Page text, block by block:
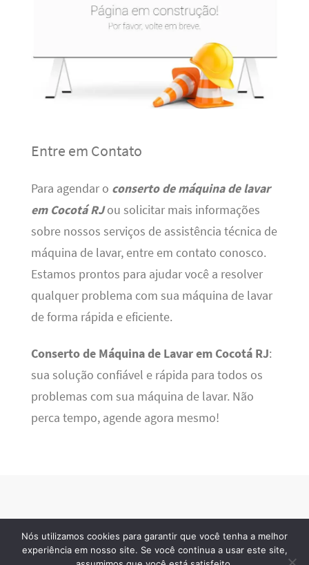
Entre em Contato
Para agendar o conserto de máquina de lavar
em Cocotá RJou solicitar mais informações
sobre nossos serviços de assistência técnica de
máquina de lavar, entre em contato conosco.
Estamos prontos para ajudar você a resolver
qualquer problema com sua máquina de lavar
de forma rápida e eficiente.
Conserto de Máquina de Lavar em Cocotá RJ:
sua solução confiável e rápida para todos os
problemas com sua máquina de lavar. Não
perca tempo, agende agora mesmo!
· 2026 © Todos os direitos reservados
Nós utilizamos cookies para garantir que você tenha a melhor
experiência em nosso site. Se você continua a usar este site,